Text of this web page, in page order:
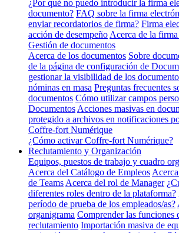
¿Por qué no puedo introducir la firma
documento? FAQ sobre la firma
enviar recordatorios de firma? Firma
acción de desempeño Acerca de la
Gestión de documentos
Acerca de los documentos Sobre
de la página de configuración de
gestionar la visibilidad de los
nóminas en masa Preguntas frecuentes
documentos Cómo utilizar campos
Documentos Acciones masivas en
protegido a archivos en notificaciones
Coffre-fort Numérique
¿Cómo activar Coffre-fort Numérique?
Reclutamiento y Organización
Equipos, puestos de trabajo y cuadro
Acerca del Catálogo de Empleos
de Teams Acerca del rol de Manager
diferentes roles dentro de la plataforma?
período de prueba de los empleados/as?
organigrama Comprender las funciones
reclutamiento Importación masiva de